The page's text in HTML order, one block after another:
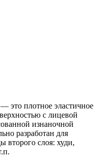
это плотное эластичное
с лицевой
изнаночной
разработан для
второго слоя: худи,